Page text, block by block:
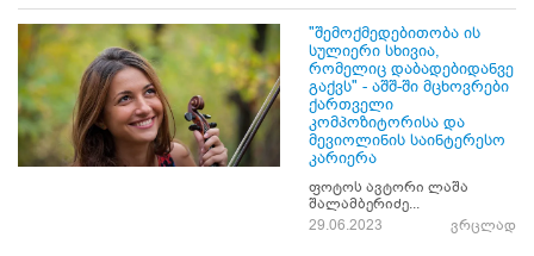
"შემოქმედებითობა ის
სულიერი სხივია,
რომელიც დაბადებიდანვე
გაქვს" - აშშ-ში მცხოვრები
ქართველი
კომპოზიტორისა და
მევიოლინის საინტერესო
კარიერა
ფოტოს ავტორი ლაშა
შალამბერიძე...
29.06.2023
ვრცლად